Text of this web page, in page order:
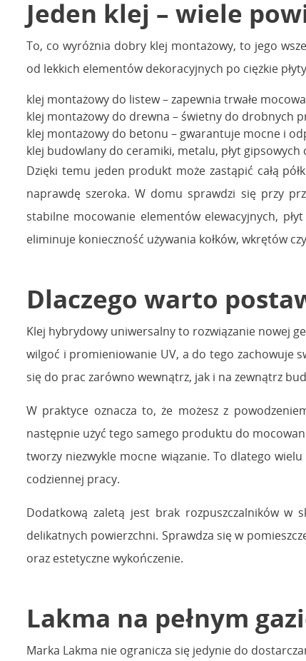
Jeden klej – wiele
To, co wyróżnia dobry klej montażowy, to jego
od lekkich elementów dekoracyjnych po ciężkie
klej montażowy do listew – zapewnia trwałe
klej montażowy do drewna – świetny do drobnych
klej montażowy do betonu – gwarantuje mocne i
klej budowlany do ceramiki, metalu, płyt gipsowych
Dzięki temu jeden produkt może zastąpić całą
naprawdę szeroka. W domu sprawdzi się przy
stabilne mocowanie elementów elewacyjnych,
eliminuje konieczność używania kołków, wkrętów
Dlaczego warto
Klej hybrydowy uniwersalny to rozwiązanie nowej
wilgoć i promieniowanie UV, a do tego zachowuje
się do prac zarówno wewnątrz, jak i na zewnątrz
W praktyce oznacza to, że możesz z
następnie użyć tego samego produktu do
tworzy niezwykle mocne wiązanie. To dlatego
codziennej pracy.
Dodatkową zaletą jest brak rozpuszczalników w
delikatnych powierzchni. Sprawdza się w
oraz estetyczne wykończenie.
Lakma na pełnym
Marka Lakma nie ogranicza się jedynie do